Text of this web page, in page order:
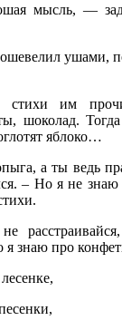
мысль, —
ушами,
им
шоколад.
яблоко…
а ты ведь
– Но я не
я знаю про